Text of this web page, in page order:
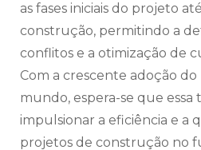
as fases iniciais do projeto
construção, permitindo a
conflitos e a otimização de
Com a crescente adoção
mundo, espera-se que
impulsionar a eficiência e a
projetos de construção no